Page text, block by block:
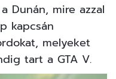
Dunán, mire azzal
kapcsán
melyeket
tart a GTA V.